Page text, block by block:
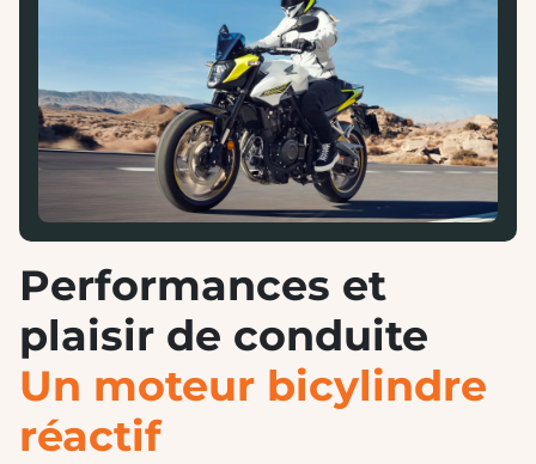
Performances et
plaisir de conduite
Un moteur bicylindre
réactif